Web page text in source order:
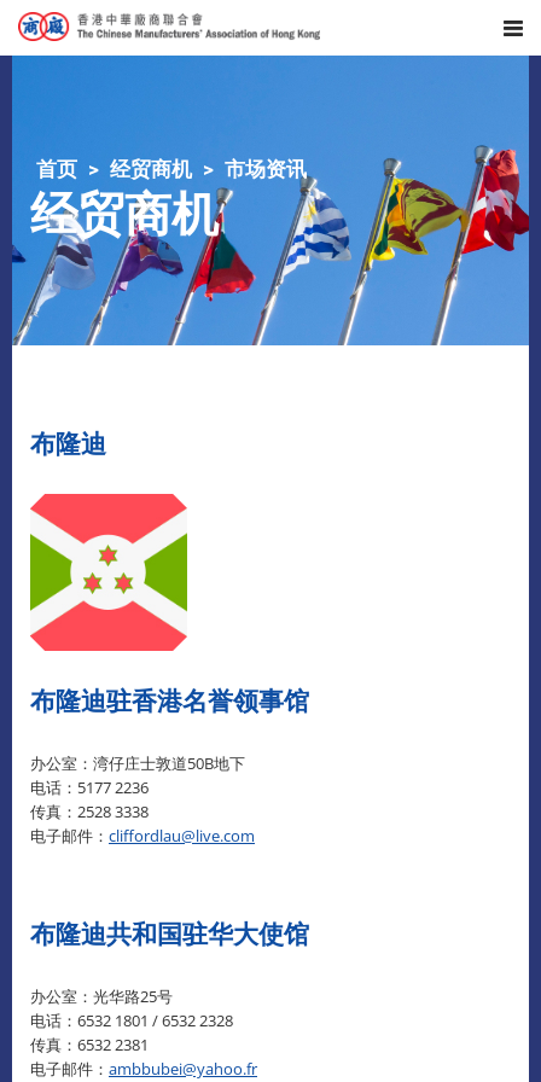
首页 经贸商机 市场资讯
经贸商机
布隆迪
布隆迪驻香港名誉领事馆
办公室：湾仔庄士敦道50B地下
电话：5177 2236
传真：2528 3338
电子邮件： cliffordlau@live.com
布隆迪共和国驻华大使馆
办公室：光华路25号
电话：6532 1801 / 6532 2328
传真：6532 2381
电子邮件： ambbubei@yahoo.fr